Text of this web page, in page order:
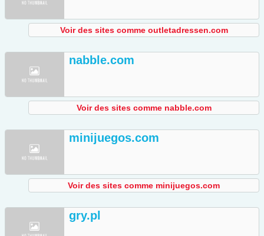
Voir des sites comme outletadressen.com
nabble.com
Voir des sites comme nabble.com
minijuegos.com
Voir des sites comme minijuegos.com
gry.pl